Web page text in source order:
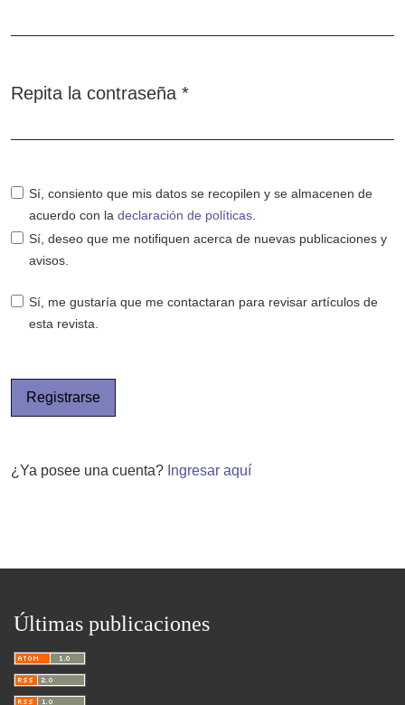
Repita la contraseña *
Sí, consiento que mis datos se recopilen y se almacenen de
acuerdo con ladeclaración de políticas.
Sí, deseo que me notifiquen acerca de nuevas publicaciones y
avisos.
Sí, me gustaría que me contactaran para revisar artículos de
esta revista.
Registrarse
¿Ya posee una cuenta? Ingresar aquí
Últimas publicaciones